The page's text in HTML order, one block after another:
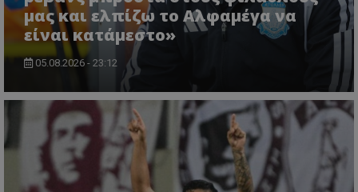
μας και ελπίζω το Αλφαμέγα να
είναι κατάμεστο»
05.08.2026 - 23:12